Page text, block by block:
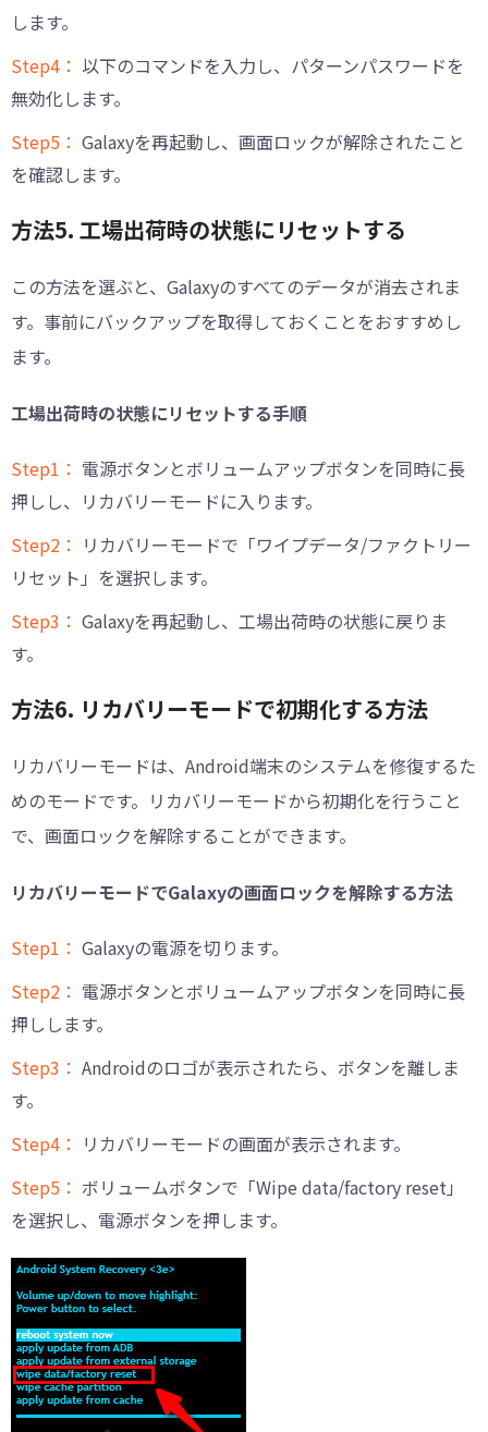
します。
Step4： 以下のコマンドを入力し、パターンパスワードを
無効化します。
Step5： Galaxyを再起動し、画面ロックが解除されたこと
を確認します。
方法5. 工場出荷時の状態にリセットする
この方法を選ぶと、Galaxyのすべてのデータが消去されま
す。事前にバックアップを取得しておくことをおすすめし
ます。
工場出荷時の状態にリセットする手順
Step1： 電源ボタンとボリュームアップボタンを同時に長
押しし、リカバリーモードに入ります。
Step2： リカバリーモードで「ワイプデータ/ファクトリー
リセット」を選択します。
Step3： Galaxyを再起動し、工場出荷時の状態に戻りま
す。
方法6. リカバリーモードで初期化する方法
リカバリーモードは、Android端末のシステムを修復するた
めのモードです。リカバリーモードから初期化を行うこと
で、画面ロックを解除することができます。
リカバリーモードでGalaxyの画面ロックを解除する方法
Step1： Galaxyの電源を切ります。
Step2： 電源ボタンとボリュームアップボタンを同時に長
押しします。
Step3： Androidのロゴが表示されたら、ボタンを離しま
す。
Step4： リカバリーモードの画面が表示されます。
Step5： ボリュームボタンで「Wipe data/factory reset」
を選択し、電源ボタンを押します。